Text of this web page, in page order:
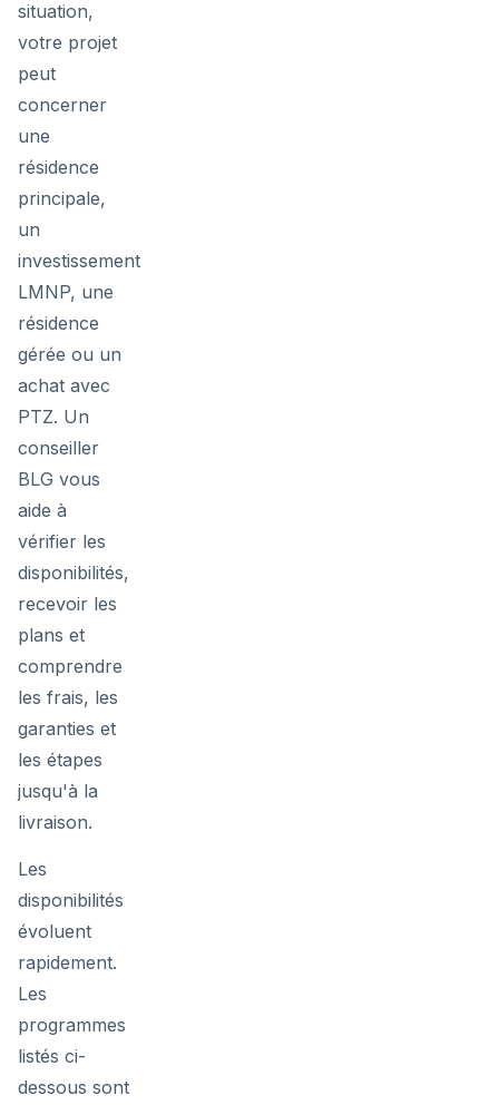
situation,
votre projet
peut
concerner
une
résidence
principale,
un
investissement
LMNP, une
résidence
gérée ou un
achat avec
PTZ. Un
conseiller
BLG vous
aide à
vérifier les
disponibilités,
recevoir les
plans et
comprendre
les frais, les
garanties et
les étapes
jusqu'à la
livraison.
Les
disponibilités
évoluent
rapidement.
Les
programmes
listés ci-
dessous sont